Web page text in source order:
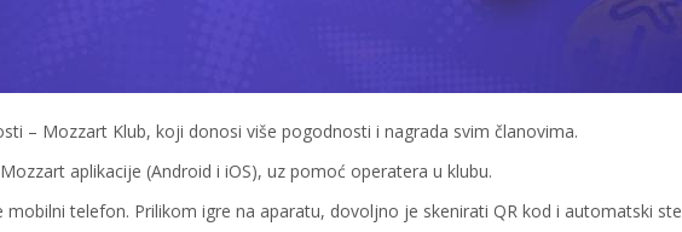
– Mozzart Klub, koji donosi više pogodnosti i nagrada svim članovima.
aplikacije (Android i iOS), uz pomoć operatera u klubu.
telefon. Prilikom igre na aparatu, dovoljno je skenirati QR kod i automatski ste